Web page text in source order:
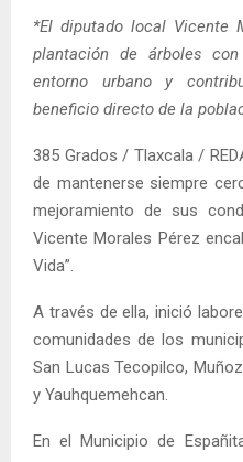
*El diputado local Vicente
plantación de árboles
entorno urbano y
beneficio directo de la
385 Grados / Tlaxcala /
de mantenerse siempre
mejoramiento de sus
Vicente Morales Pérez
Vida”.
A través de ella, inició
comunidades de los
San Lucas Tecopilco,
y Yauhquemehcan.
En el Municipio de